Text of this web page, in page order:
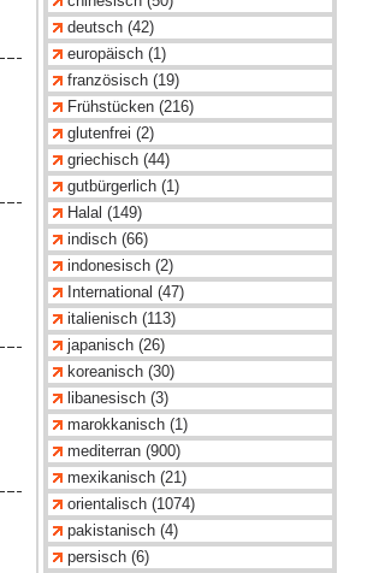
deutsch (42)
europäisch (1)
französisch (19)
Frühstücken (216)
glutenfrei (2)
griechisch (44)
gutbürgerlich (1)
Halal (149)
indisch (66)
indonesisch (2)
International (47)
italienisch (113)
japanisch (26)
koreanisch (30)
libanesisch (3)
marokkanisch (1)
mediterran (900)
mexikanisch (21)
orientalisch (1074)
pakistanisch (4)
persisch (6)